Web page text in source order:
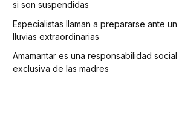
si son suspendidas
Especialistas llaman a prepararse ante
lluvias extraordinarias
Amamantar es una responsabilidad
exclusiva de las madres